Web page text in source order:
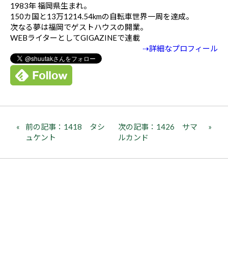
1983年 福岡県生まれ。
150カ国と13万1214.54kmの自転車世界一周を達成。
次なる夢は福岡でゲストハウスの開業。
WEBライターとしてGIGAZINEで連載
⇢詳細なプロフィール
前の記事：1418 タシ
ュケント
次の記事：1426 サマ
ルカンド